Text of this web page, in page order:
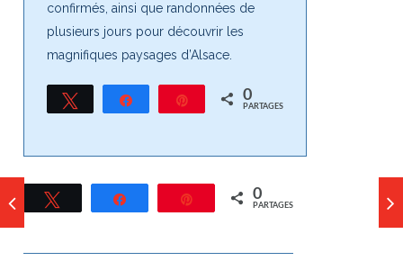
confirmés, ainsi que randonnées de
plusieurs jours pour découvrir les
magnifiques paysages d’Alsace.
Tweetez Partagez Épingle 0
PARTAGES
Tweetez Partagez Épingle 0
PARTAGES